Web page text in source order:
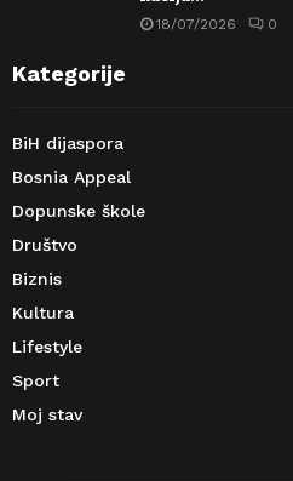
18/07/2026 0
Kategorije
BiH dijaspora
Bosnia Appeal
Dopunske škole
Društvo
Biznis
Kultura
Lifestyle
Sport
Moj stav